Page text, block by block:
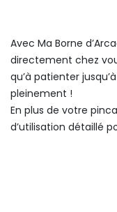
Avec Ma Borne
directement chez
qu’à patienter
pleinement !
En plus de votre
d’utilisation détaillé